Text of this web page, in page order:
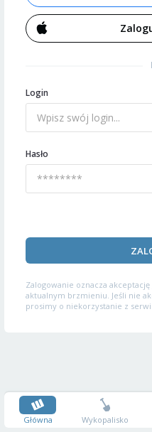
Login
Hasło
Zalogowanie oznacza akceptację
aktualnym brzmieniu. Jeśli nie
prosimy o niekorzystanie z
Główna Wykopalisko